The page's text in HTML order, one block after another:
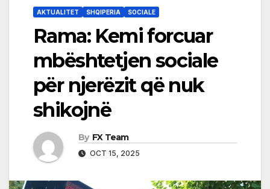
AKTUALITET SHQIPERIA SOCIALE
Rama: Kemi forcuar
mbështetjen sociale
për njerëzit që nuk
shikojnë
By FX Team
OCT 15, 2025